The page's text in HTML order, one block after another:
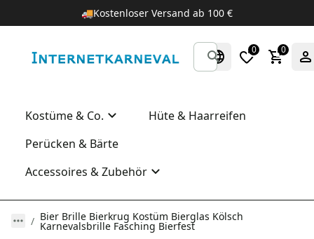
🚚Kostenloser Versand ab 100 €
0 0
Kostüme & Co.
Hüte & Haarreifen
Perücken & Bärte
Accessoires & Zubehör
Bier Brille Bierkrug Kostüm Bierglas Kölsch
Karnevalsbrille Fasching Bierfest